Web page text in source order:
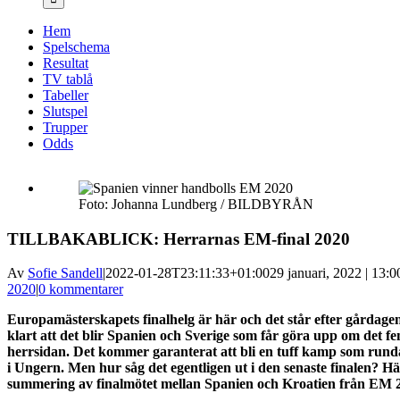
Hem
Spelschema
Resultat
TV tablå
Tabeller
Slutspel
Trupper
Odds
Foto: Johanna Lundberg / BILDBYRÅN
TILLBAKABLICK: Herrarnas EM-final 2020
Av Sofie Sandell|2022-01-28T23:11:33+01:0029 januari, 2022 |
2020|0 kommentarer
Europamästerskapets finalhelg är här och det står efter
klart att det blir Spanien och Sverige som får göra upp om det
herrsidan. Det kommer garanterat att bli en tuff kamp som
i Ungern. Men hur såg det egentligen ut i den senaste finalen?
summering av finalmötet mellan Spanien och Kroatien från EM